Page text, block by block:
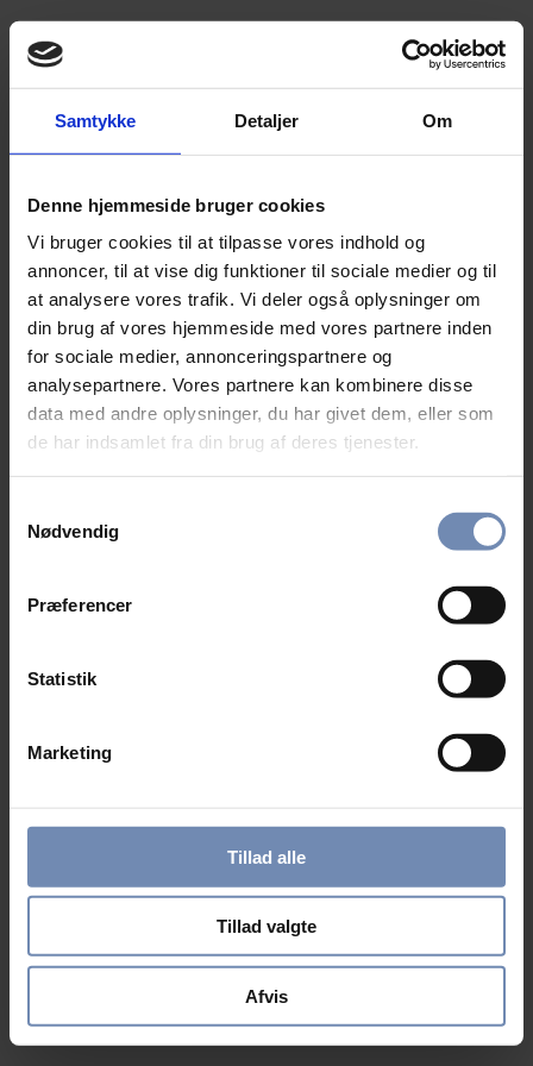
Samtykke Detaljer Om
Denne hjemmeside bruger cookies
Vi bruger cookies til at tilpasse vores indhold og
annoncer, til at vise dig funktioner til sociale medier og til
at analysere vores trafik. Vi deler også oplysninger om
din brug af vores hjemmeside med vores partnere inden
for sociale medier, annonceringspartnere og
analysepartnere. Vores partnere kan kombinere disse
data med andre oplysninger, du har givet dem, eller som
de har indsamlet fra din brug af deres tjenester.
Nødvendig
Præferencer
Statistik
Marketing
Tillad alle
Tillad valgte
Afvis